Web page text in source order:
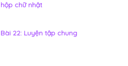
hộp chữ nhật
Bài 22: Luyện tập chung